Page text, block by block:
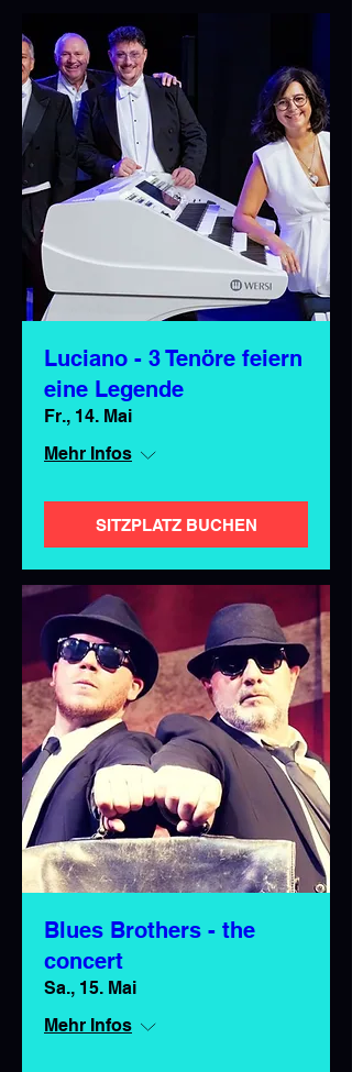
Luciano - 3 Tenöre feiern
eine Legende
Fr., 14. Mai
Mehr Infos
SITZPLATZ BUCHEN
Blues Brothers - the
concert
Sa., 15. Mai
Mehr Infos